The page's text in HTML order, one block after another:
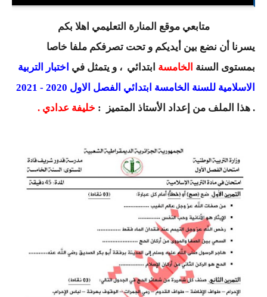
السنة الاولى متوسط
السنة الثانية متوسط
السنة الثالثة متوسط
شهادة التعليم المتوسط
بنك الفروض و الاختبارات
محفظة الأستاذ
بنك مذكرات الاستاذ
بنك التوزيعات الشهرية
دفاتر استاذ التعليم الابتدائي
متابعي موقع المنارة التعليمي اهلا بكم
يسرنا أن نضع بين أيديكم و تحت تصرفكم ملفا خاصا
بمستوى السنة الخامسة ابتدائي ، و يتمثل في اختبار التربية
الاسلامية للسنة الخامسة ابتدائي الفصل الاول 2020 - 2021
. هذا الملف من إعداد الأستاذ المتميز : خليفة عدادي .